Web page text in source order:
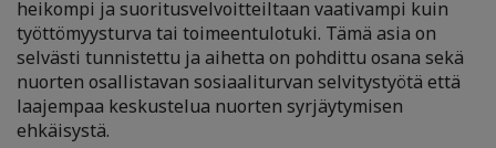
heikompi ja suoritusvelvoitteiltaan vaativampi kuin
työttömyysturva tai toimeentulotuki. Tämä asia on
selvästi tunnistettu ja aihetta on pohdittu osana sekä
nuorten osallistavan sosiaaliturvan selvitystyötä että
laajempaa keskustelua nuorten syrjäytymisen
ehkäisystä.